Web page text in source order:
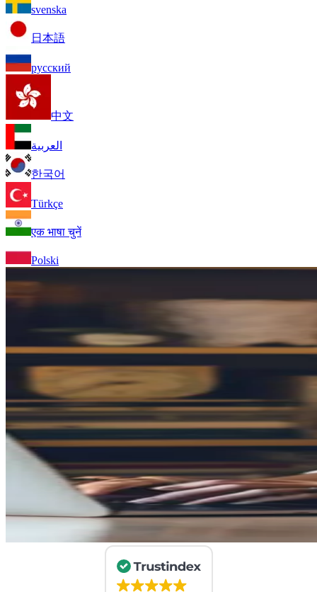
svenska
日本語
русский
中文
العربية
한국어
Türkçe
एक भाषा चुनें
Polski